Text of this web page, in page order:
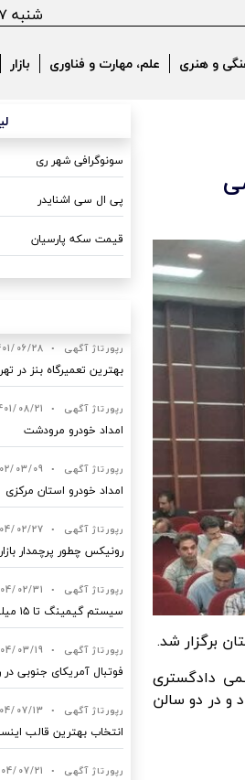
شنبه ۱۷ مرداد ۱۴۰۵ ۱۲:۲۲ ب ظ
و هنری علم، مهارت و فناوری بازار
برگزار شد.
دادگستری
خرم‌آباد و در دو سالن
سونوگرافی شهر ری
پی ال سی اشنایدر
قیمت سکه پارسیان
رپورتاژ آگهی •
06/28
بهترین تعمیرگاه بنز در
رپورتاژ آگهی •
08/21
امداد خودرو مرودشت
رپورتاژ آگهی •
03/09
امداد خودرو استان مرکزی
رپورتاژ آگهی •
02/27
رونیکس چطور پرچمدار
رپورتاژ آگهی •
02/31
سیستم گیمینگ تا ۱۵ میلیون تومان
رپورتاژ آگهی •
03/19
فوتبال آمریکای جنوبی در
رپورتاژ آگهی •
07/13
انتخاب بهترین قالب‌
رپورتاژ آگهی •
07/21